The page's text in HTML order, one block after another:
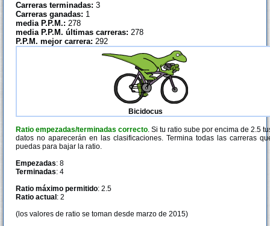
Carreras terminadas: 3
Carreras ganadas: 1
media P.P.M.: 278
media P.P.M. últimas carreras: 278
P.P.M. mejor carrera: 292
Bicidocus
Ratio empezadas/terminadas correcto. Si tu ratio sube por encima de 2.5
datos no aparecerán en las clasificaciones. Termina todas las carreras
puedas para bajar la ratio.
Empezadas: 8
Terminadas: 4
Ratio máximo permitido: 2.5
Ratio actual : 2
(los valores de ratio se toman desde marzo de 2015)